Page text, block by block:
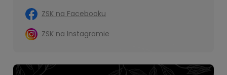
ZSK na Facebooku
ZSK na Instagramie